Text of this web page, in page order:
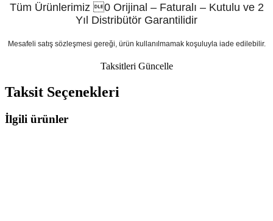
Tüm Ürünlerimiz 0 Orijinal – Faturalı – Kutulu ve 2
Yıl Distribütör Garantilidir
Mesafeli satış sözleşmesi gereği, ürün kullanılmamak koşuluyla iade edilebilir.
Taksitleri Güncelle
Taksit Seçenekleri
İlgili ürünler